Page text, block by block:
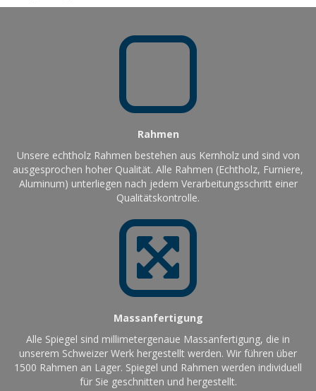
Rahmen
Unsere echtholz Rahmen bestehen aus Kernholz und sind von
ausgesprochen hoher Qualität. Alle Rahmen (Echtholz, Furniere,
Aluminum) unterliegen nach jedem Verarbeitungsschritt einer
Qualitätskontrolle.
Massanfertigung
Alle Spiegel sind millimetergenaue Massanfertigung, die in
unserem Schweizer Werk hergestellt werden. Wir führen über
1500 Rahmen an Lager. Spiegel und Rahmen werden individuell
für Sie geschnitten und hergestellt.